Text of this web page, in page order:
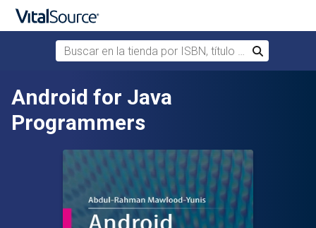
Saltar al contenido principal
Buscar en la tienda por ISBN, título o autor
Buscar
Android for Java
Programmers